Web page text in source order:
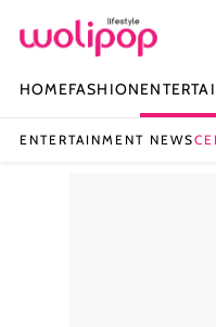
HOMEFASHION
ENTERTAINMENT NEWS